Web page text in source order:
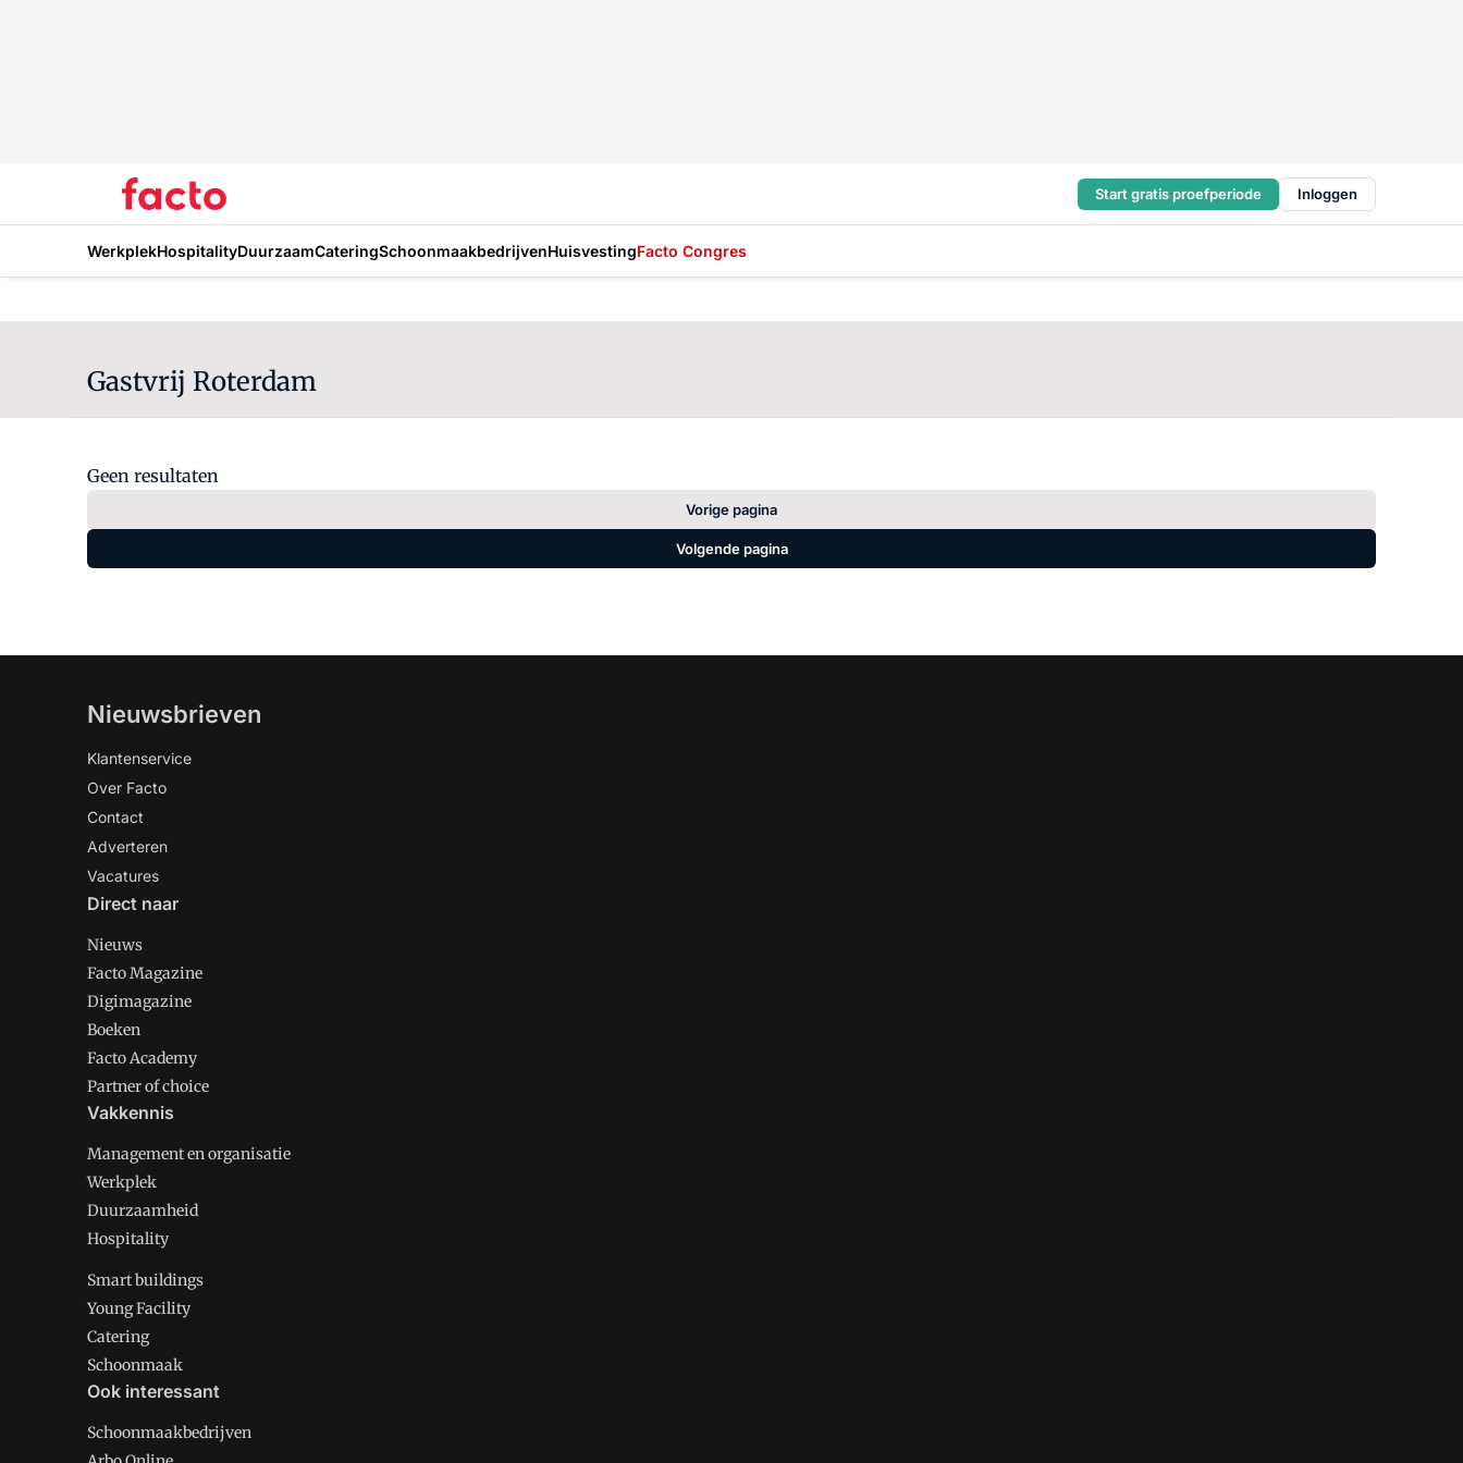
Start gratis proefperiode Inloggen
WerkplekHospitalityDuurzaamCateringSchoonmaakbedrijvenHuisvestingFacto Congres
Gastvrij Roterdam
Geen resultaten
Vorige pagina
Volgende pagina
Nieuwsbrieven
Klantenservice
Over Facto
Contact
Adverteren
Vacatures
Direct naar
Nieuws
Facto Magazine
Digimagazine
Boeken
Facto Academy
Partner of choice
Vakkennis
Management en organisatie
Werkplek
Duurzaamheid
Hospitality
Smart buildings
Young Facility
Catering
Schoonmaak
Ook interessant
Schoonmaakbedrijven